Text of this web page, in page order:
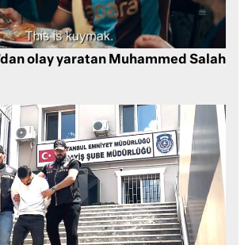
olay yaratan Muhammed Salah